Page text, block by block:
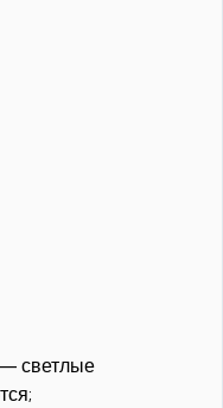
— светлые